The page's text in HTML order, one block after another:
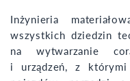
Inżynieria
wszystkich dziedzin
na wytwarzanie
i urządzeń, z